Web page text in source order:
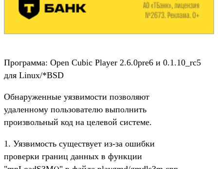
Программа: Open Cubic Player 2.6.0pre6 и 0.1.10_rc5
для Linux/*BSD
Обнаруженные уязвимости позволяют
удаленному пользователю выполнить
произвольный код на целевой системе.
1. Уязвимость существует из-за ошибки
проверки границ данных в функции